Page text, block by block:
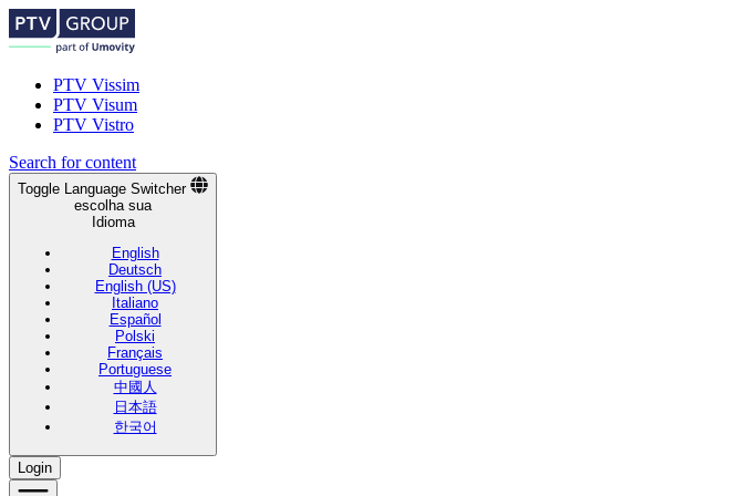
PTV Vissim
PTV Visum
PTV Vistro
Search for content
Toggle Language Switcher
escolha sua
Idioma
English
Deutsch
English (US)
Italiano
Español
Polski
Français
Portuguese
中國人
日本語
한국어
Login